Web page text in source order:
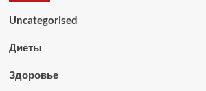
Uncategorised
Диеты
Здоровье